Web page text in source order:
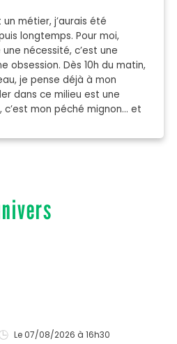
métier, j’aurais été
longtemps. Pour moi,
nécessité, c’est une
obsession. Dès 10h du matin,
je pense déjà à mon
dans ce milieu est une
c’est mon péché mignon… et
Le 07/08/2026 à 16h30